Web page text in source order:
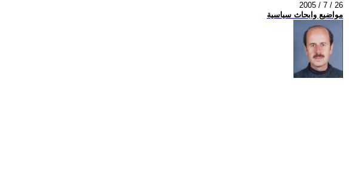
2005 / 7 / 26
مواضيع وابحاث سياسية